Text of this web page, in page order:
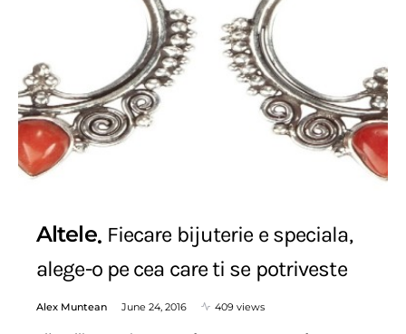
Altele Fiecare bijuterie e speciala,
alege-o pe cea care ti se potriveste
Alex Muntean June 24, 2016 409 views